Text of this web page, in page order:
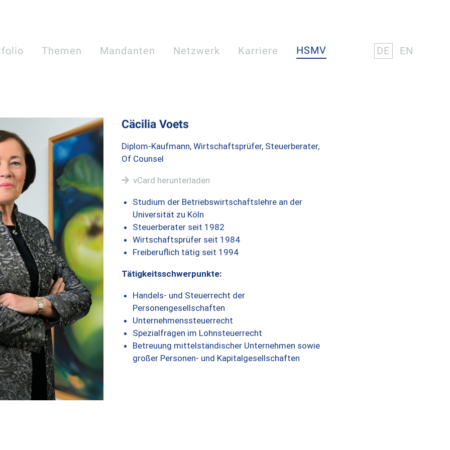
Themen Mandanten Netzwerk Karriere HSMV DE EN
Cäcilia Voets
Diplom-Kaufmann, Wirtschaftsprüfer, Steuerberater,
Of Counsel
vCard herunterladen
Studium der Betriebswirtschaftslehre an der
Universität zu Köln
Steuerberater seit 1982
Wirtschaftsprüfer seit 1984
Freiberuflich tätig seit 1994
Tätigkeitsschwerpunkte:
Handels- und Steuerrecht der
Personengesellschaften
Unternehmenssteuerrecht
Spezialfragen im Lohnsteuerrecht
Betreuung mittelständischer Unternehmen sowie
großer Personen- und Kapitalgesellschaften